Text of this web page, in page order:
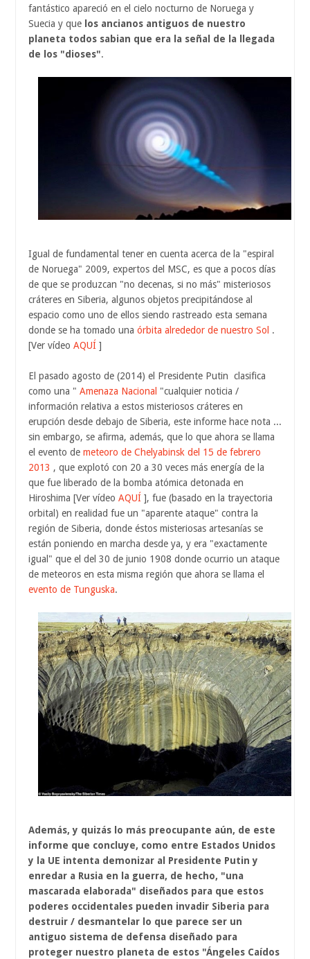
fantástico apareció en el cielo nocturno de Noruega y
Suecia y que los ancianos antiguos de nuestro
planeta todos sabian que era la señal de la llegada
de los "dioses".
Igual de fundamental tener en cuenta acerca de la "espiral
de Noruega" 2009, expertos del MSC, es que a pocos días
de que se produzcan "no decenas, si no más" misteriosos
cráteres en Siberia, algunos objetos precipitándose al
espacio como uno de ellos siendo rastreado esta semana
donde se ha tomado una órbita alrededor de nuestro Sol .
[Ver vídeo AQUÍ ]
El pasado agosto de (2014) el Presidente Putin clasifica
como una " Amenaza Nacional "cualquier noticia /
información relativa a estos misteriosos cráteres en
erupción desde debajo de Siberia, este informe hace nota ...
sin embargo, se afirma, además, que lo que ahora se llama
el evento de meteoro de Chelyabinsk del 15 de febrero
2013 , que explotó con 20 a 30 veces más energía de la
que fue liberado de la bomba atómica detonada en
Hiroshima [Ver vídeo AQUÍ ], fue (basado en la trayectoria
orbital) en realidad fue un "aparente ataque" contra la
región de Siberia, donde éstos misteriosas artesanías se
están poniendo en marcha desde ya, y era "exactamente
igual" que el del 30 de junio 1908 donde ocurrio un ataque
de meteoros en esta misma región que ahora se llama el
evento de Tunguska.
Además, y quizás lo más preocupante aún, de este
informe que concluye, como entre Estados Unidos
y la UE intenta demonizar al Presidente Putin y
enredar a Rusia en la guerra, de hecho, "una
mascarada elaborada" diseñados para que estos
poderes occidentales pueden invadir Siberia para
destruir / desmantelar lo que parece ser un
antiguo sistema de defensa diseñado para
proteger nuestro planeta de estos "Ángeles Caídos